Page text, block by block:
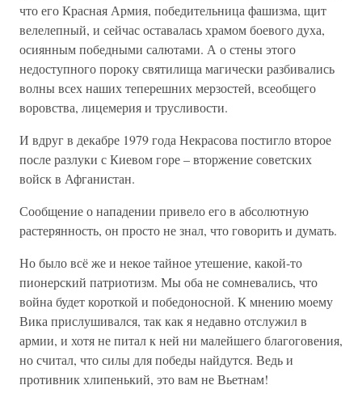
что его Красная Армия, победительница фашизма, щит
велелепный, и сейчас оставалась храмом боевого духа,
осиянным победными салютами. А о стены этого
недоступного пороку святилища магически разбивались
волны всех наших теперешних мерзостей, всеобщего
воровства, лицемерия и трусливости.
И вдруг в декабре 1979 года Некрасова постигло второе
после разлуки с Киевом горе – вторжение советских
войск в Афганистан.
Сообщение о нападении привело его в абсолютную
растерянность, он просто не знал, что говорить и думать.
Но было всё же и некое тайное утешение, какой-то
пионерский патриотизм. Мы оба не сомневались, что
война будет короткой и победоносной. К мнению моему
Вика прислушивался, так как я недавно отслужил в
армии, и хотя не питал к ней ни малейшего благоговения,
но считал, что силы для победы найдутся. Ведь и
противник хлипенький, это вам не Вьетнам!